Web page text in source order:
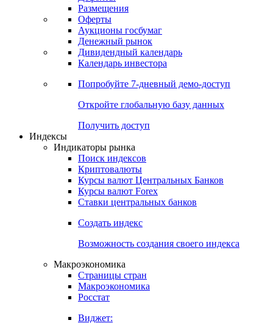
Получить доступ
Календарь
Календарь событий
Дефолты
Размещения
Оферты
Денежный рынок
Календарь инвестора
Попробуйте7-дневный
Откройте глобальную базу данных
Получить доступ
Индикаторы рынка
Поиск индексов
Курсы валют Центральных Банков
Ставки центральных банков
Создать индекс
Возможность создания своего индекса
Страницы стран